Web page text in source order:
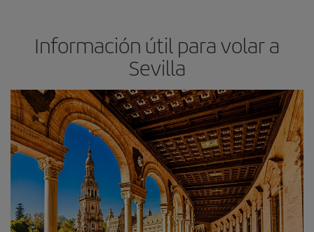
Información útil para volar a
Sevilla